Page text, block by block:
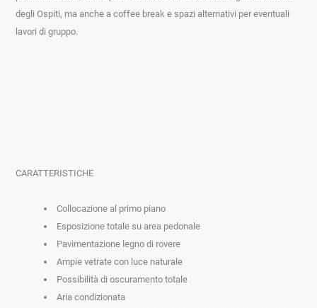
degli Ospiti, ma anche a coffee break e spazi alternativi per eventuali
lavori di gruppo.
CARATTERISTICHE
Collocazione al primo piano
Esposizione totale su area pedonale
Pavimentazione legno di rovere
Ampie vetrate con luce naturale
Possibilità di oscuramento totale
Aria condizionata